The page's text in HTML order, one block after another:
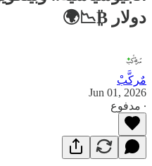
دولار ₿📉🌍
مٌركَّبْ
Jun 01, 2026
∙ مدفوع